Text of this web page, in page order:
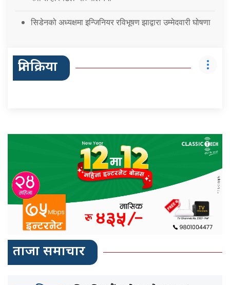
सिडेनको अध्यक्षमा इन्जिनियर रविभूषण झाद्वारा उम्मेदवारी घोषणा
प्रतिक्रिया
ताजा समाचार